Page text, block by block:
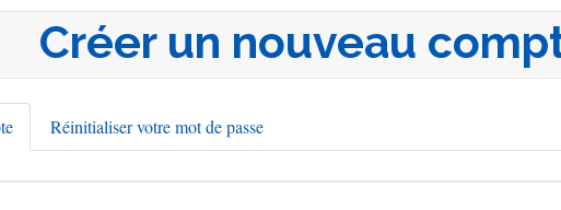
Créer un nouveau
(onglet
actif)
Réinitialiser votre mot de passe